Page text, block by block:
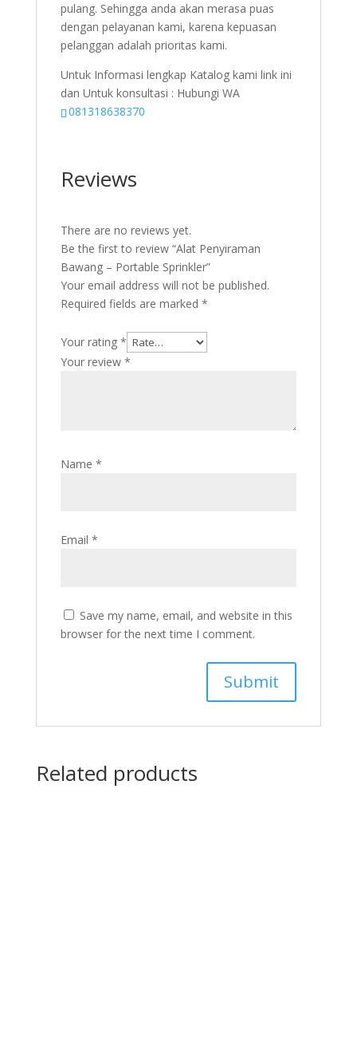
pulang. Sehingga anda akan merasa puas
dengan pelayanan kami, karena kepuasan
pelanggan adalah prioritas kami.
Untuk Informasi lengkap Katalog kami link ini
dan Untuk konsultasi : Hubungi WA
081318638370
Reviews
There are no reviews yet.
Be the first to review “Alat Penyiraman
Bawang – Portable Sprinkler”
Your email address will not be published.
Required fields are marked *
Your rating *
Your review *
Name *
Email *
Save my name, email, and website in this
browser for the next time I comment.
Related products